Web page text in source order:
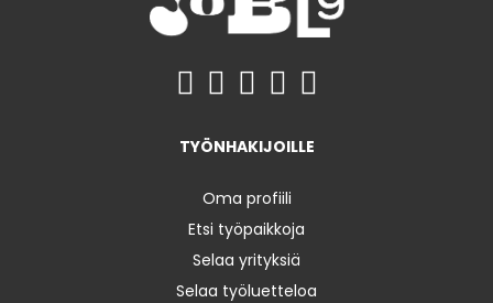
TYÖNHAKIJOILLE
Oma profiili
Etsi työpaikkoja
Selaa yrityksiä
Selaa työluetteloa